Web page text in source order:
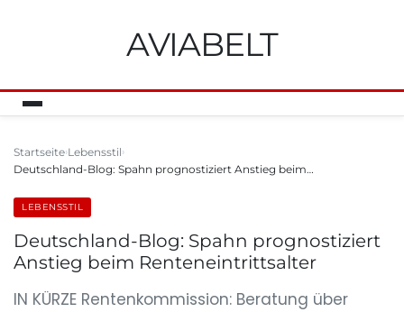
AVIABELT
Startseite Lebensstil
Deutschland-Blog: Spahn prognostiziert Anstieg beim…
LEBENSSTIL
Deutschland-Blog: Spahn prognostiziert
Anstieg beim Renteneintrittsalter
IN KÜRZE Rentenkommission: Beratung über